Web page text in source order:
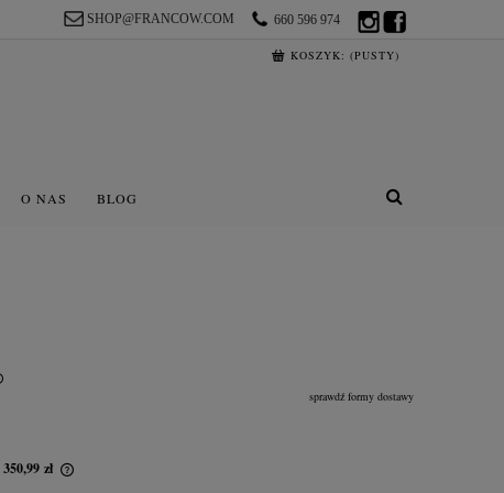
660 596 974
SHOP@FRANCOW.COM
KOSZYK: (PUSTY)
O NAS BLOG
sprawdź formy dostawy
350,99 zł